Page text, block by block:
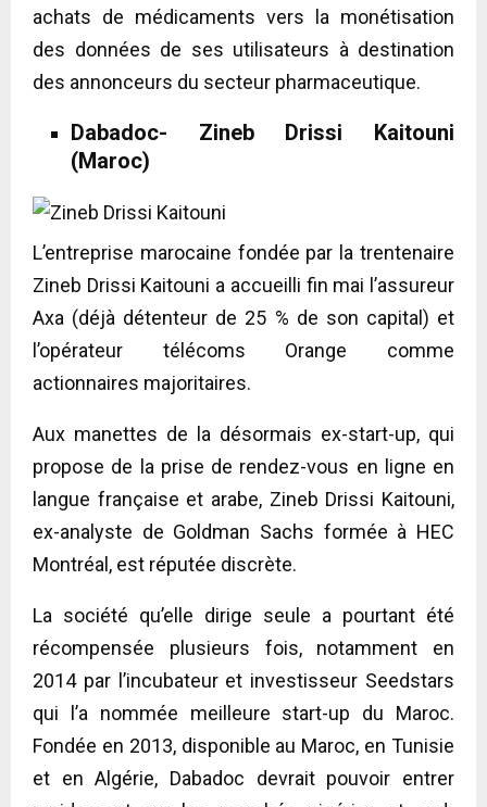
achats de médicaments vers la monétisation
des données de ses utilisateurs à destination
des annonceurs du secteur pharmaceutique.
Dabadoc- Zineb Drissi Kaitouni
(Maroc)
L’entreprise marocaine fondée par la trentenaire
Zineb Drissi Kaitouni a accueilli fin mai l’assureur
Axa (déjà détenteur de 25 % de son capital) et
l’opérateur télécoms Orange comme
actionnaires majoritaires.
Aux manettes de la désormais ex-start-up, qui
propose de la prise de rendez-vous en ligne en
langue française et arabe, Zineb Drissi Kaitouni,
ex-analyste de Goldman Sachs formée à HEC
Montréal, est réputée discrète.
La société qu’elle dirige seule a pourtant été
récompensée plusieurs fois, notamment en
2014 par l’incubateur et investisseur Seedstars
qui l’a nommée meilleure start-up du Maroc.
Fondée en 2013, disponible au Maroc, en Tunisie
et en Algérie, Dabadoc devrait pouvoir entrer